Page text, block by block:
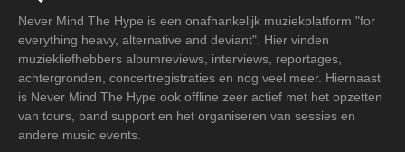
Never Mind The Hype is een onafhankelijk muziekplatform "for
everything heavy, alternative and deviant". Hier vinden
muziekliefhebbers albumreviews, interviews, reportages,
achtergronden, concertregistraties en nog veel meer. Hiernaast
is Never Mind The Hype ook offline zeer actief met het opzetten
van tours, band support en het organiseren van sessies en
andere music events.